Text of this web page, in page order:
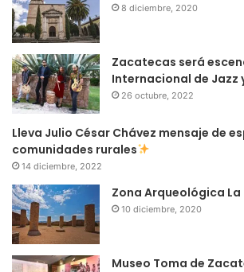
8 diciembre, 2020
Zacatecas será
Internacional de Jazz
26 octubre, 2022
Lleva Julio César Chávez mensaje de
comunidades rurales
14 diciembre, 2022
Zona Arqueológica
10 diciembre, 2020
Museo Toma de